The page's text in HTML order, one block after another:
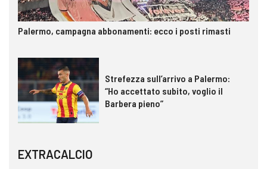
Palermo, campagna abbonamenti: ecco i posti rimasti
Strefezza sull’arrivo a Palermo:
“Ho accettato subito, voglio il
Barbera pieno”
EXTRACALCIO